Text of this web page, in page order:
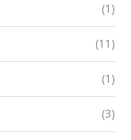
(1)
(11)
(1)
(3)